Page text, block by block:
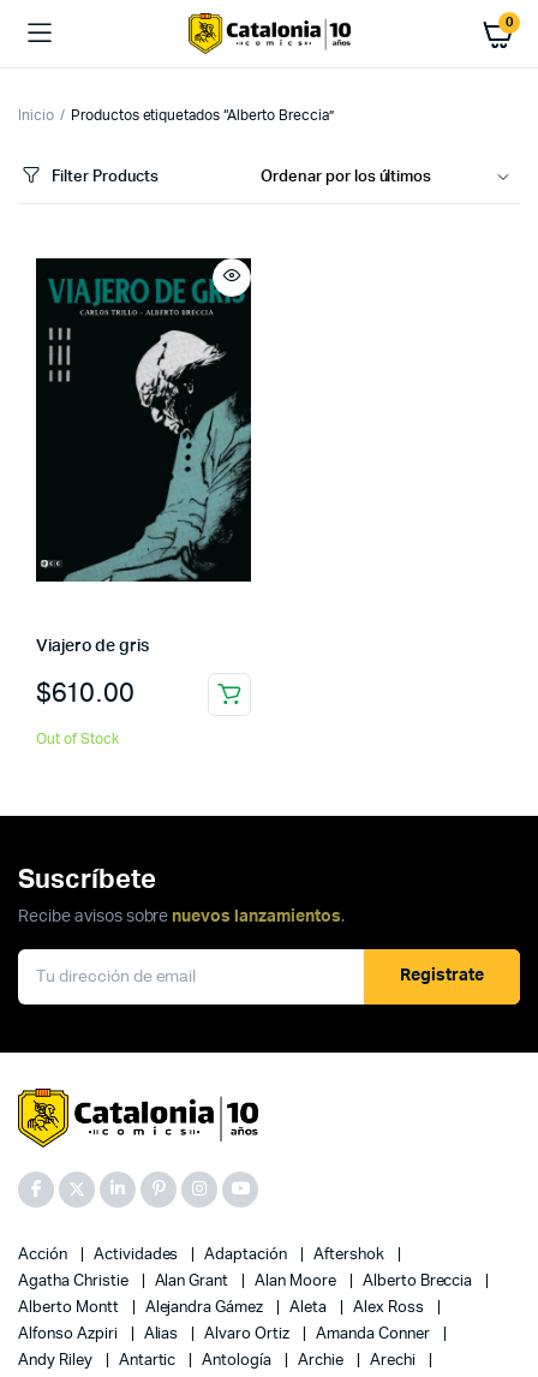
0
Inicio Productos etiquetados “Alberto Breccia”
Filter Products
Viajero de gris
$610.00
Out of Stock
Suscríbete
Recibe avisos sobre nuevos lanzamientos.
Registrate
Acción Actividades Adaptación
Aftershok
Agatha Christie
Alan Grant Alan Moore
Alberto Breccia
Alberto Montt
Alejandra Gámez Aleta
Alex Ross
Alfonso Azpiri
Alias Alvaro Ortiz
Amanda Conner
Andy Riley
Antartic Antología Archie
Arechi